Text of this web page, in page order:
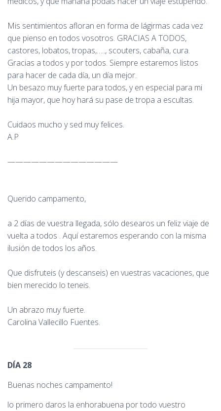
Mis sentimientos afloran en forma de lágirmas cada vez
que pienso en todos vosotros. GRACIAS A TODOS,
castores, lobatos, tropas,….., scouters, cabaña, cura.
Gracias a todos y por todos. Siempre estaremos listos
para hacer de cada día, un día mejor.
Un besazo muy fuerte para todos, y en especial para mi
hija mayor, que hoy hará su pase de tropa a escultas.
Cuidaos mucho y sed muy felices.
A.P
——————————————
Querido campamento,
a 2 días de vuestra llegada, sólo desearos un feliz viaje de
vuelta a todos . Aquí estaremos esperando con la misma
ilusión de todos los años.
Que disfruteis (y descanseis) en vuestras vacaciones, que
bien merecido lo teneis.
Un abrazo muy fuerte.
Carolina Vallecillo Fuentes.
DÍA 28
Buenas noches campamento!
lo primero daros la enhorabuena por todo vuestro